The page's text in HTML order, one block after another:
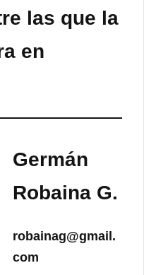
las que la
en
Germán
Robaina G.
robainag@gmail.
com